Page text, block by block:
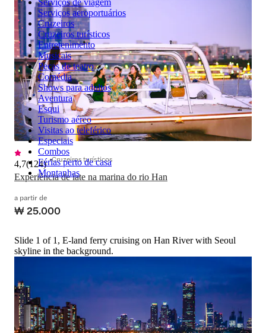
Serviços de viagem
Serviços aeroportuários
Cruzeiros
Cruzeiros turísticos
Entretenimento
Musicais
Peças de teatro
Comédia
Shows para adultos
Aventura
Esqui
Turismo aéreo
Visitas ao teleférico
Especiais
Combos
Férias perto de casa
Montanhas
Experiência de iate na marina do rio Han
4,7(124) Cruzeiros turísticos
a partir de
₩ 25.000
Slide 1 of 1, E-land ferry cruising on Han River with Seoul
skyline in the background.